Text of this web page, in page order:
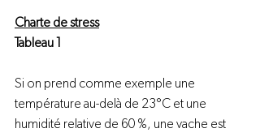
Charte de stress
Tableau 1
Si on prend comme exemple une
température au-delà de 23°C et une
humidité relative de 60 %, une vache est